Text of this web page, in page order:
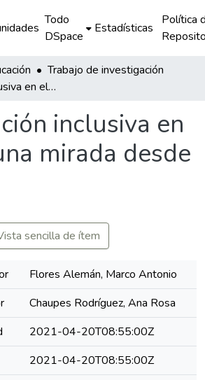
Todo
DSpace
Estadísticas
Política
Trabajo de investigación
La educación inclusiva en el Perú: una mirada desde la teoría
inclusiva en
mirada desde
sencilla de ítem
Flores Alemán, Marco Antonio
Chaupes Rodríguez, Ana Rosa
2021-04-20T08:55:00Z
2021-04-20T08:55:00Z